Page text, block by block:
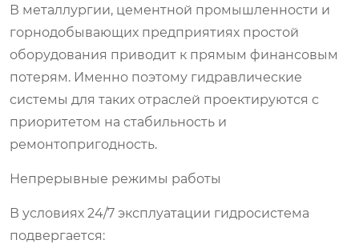
В металлургии, цементной промышленности и
горнодобывающих предприятиях простой
оборудования приводит к прямым финансовым
потерям. Именно поэтому гидравлические
системы для таких отраслей проектируются с
приоритетом на стабильность и
ремонтопригодность.
Непрерывные режимы работы
В условиях 24/7 эксплуатации гидросистема
подвергается: